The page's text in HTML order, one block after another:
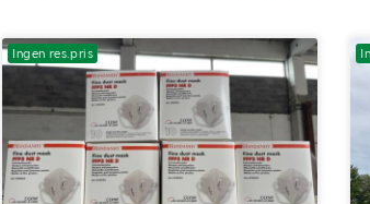
Ingen res.pris